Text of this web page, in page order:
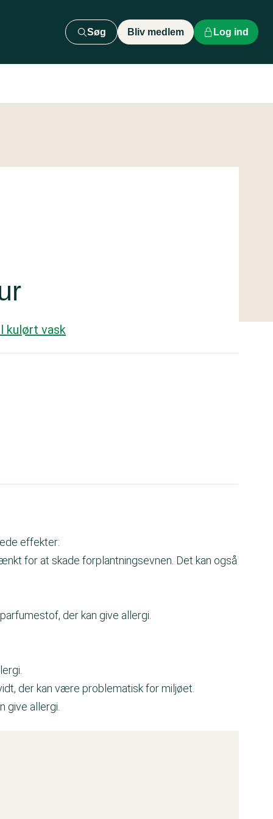
Søg Bliv medlem Log ind
kulørt vask
effekter:
for at skade forplantningsevnen. Det kan også
der kan give allergi.
der kan være problematisk for miljøet.
give allergi.